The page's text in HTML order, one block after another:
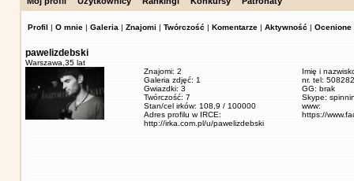
Profil | O mnie | Galeria | Znajomi | Twórczość | Komentarze | Aktywność | Ocenione
pawelizdebski
Warszawa, 35 lat
Znajomi: 2
Galeria zdjęć: 1
Gwiazdki: 3
Twórczość: 7
Stan/cel irków: 108,9 / 100000
Adres profilu w IRCE:
http://irka.com.pl/u/pawelizdebski
Imię i
nr. tel:
GG: brak
Skype:
www:
https://